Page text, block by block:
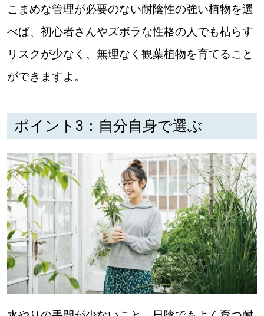
こまめな管理が必要のない耐陰性の強い植物を選
べば、初心者さんやズボラな性格の人でも枯らす
リスクが少なく、無理なく観葉植物を育てること
ができますよ。
ポイント3：自分自身で選ぶ